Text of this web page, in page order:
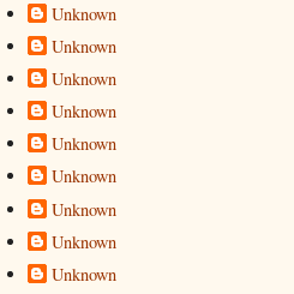
Unknown
Unknown
Unknown
Unknown
Unknown
Unknown
Unknown
Unknown
Unknown